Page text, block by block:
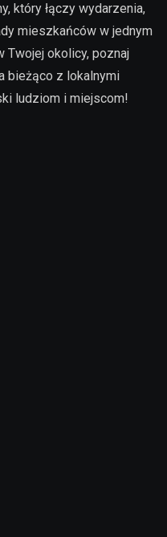
który łączy wydarzenia,
mieszkańców w jednym
Twojej okolicy, poznaj
bieżąco z lokalnymi
ludziom i miejscom!